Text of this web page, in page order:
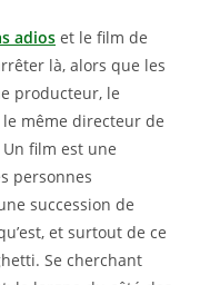
adios et le film de
là, alors que les
producteur, le
le même directeur de
Un film est une
personnes
succession de
et surtout de ce
Se cherchant